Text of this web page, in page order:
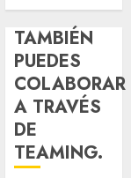
TAMBIÉN
PUEDES
COLABORAR
A TRAVÉS
DE
TEAMING.